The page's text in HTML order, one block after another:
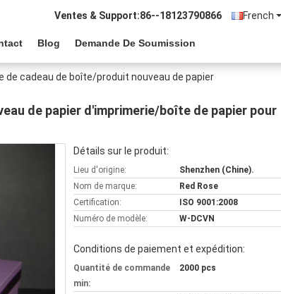
French
Ventes & Support:86--18123790866
Blog Demande De Soumission
de cadeau de boîte/produit nouveau de papier
de papier d'imprimerie/boîte de papier pour
Détails sur le produit:
Lieu d'origine:
Shenzhen (Chine).
Nom de marque:
Red Rose
Certification:
ISO 9001:2008
Numéro de modèle:
W-DCVN
Conditions de paiement et expédition:
Quantité de commande
min:
2000 pcs